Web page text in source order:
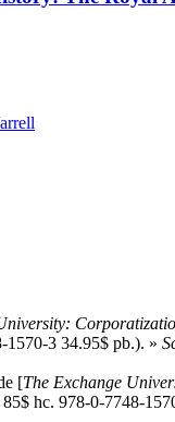
1570-3 34.95$ pb.). »
[The Exchange
hc. 978-0-7748-